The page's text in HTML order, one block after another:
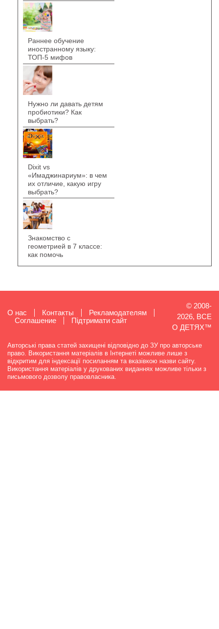
Раннее обучение
иностранному языку:
ТОП-5 мифов
Нужно ли давать детям
пробиотики? Как
выбрать?
Dixit vs
«Имаджинариум»: в чем
их отличие, какую игру
выбрать?
Знакомство с
геометрией в 7 классе:
как помочь
О нас Контакты
Рекламодателям
Cоглашение
Підтримати сайт
© 2008-
2026, ВСЕ
О ДЕТЯХ™
Авторські права статей захищені відповідно до ЗУ про авторське
право. Використання матеріалів в Інтернеті можливе лише з
відкритим для індексації посиланням та вказівкою назви сайту.
Використання матеріалів у друкованих виданнях можливе тільки з
письмового дозволу правовласника.